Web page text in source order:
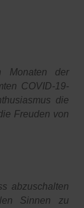
Monaten der
COVID-19-
die
Freuden von
abzuschalten
Sinnen zu